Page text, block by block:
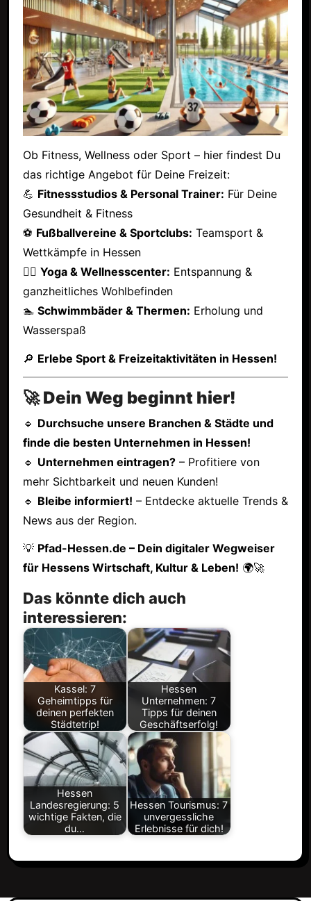
Ob Fitness, Wellness oder Sport – hier findest Du
das richtige Angebot für Deine Freizeit:
💪 Fitnessstudios & Personal Trainer: Für Deine
Gesundheit & Fitness
⚽ Fußballvereine & Sportclubs: Teamsport &
Wettkämpfe in Hessen
🧘‍♂️ Yoga & Wellnesscenter: Entspannung &
ganzheitliches Wohlbefinden
🏊 Schwimmbäder & Thermen: Erholung und
Wasserspaß
🔎 Erlebe Sport & Freizeitaktivitäten in Hessen!
🚀 Dein Weg beginnt hier!
🔹 Durchsuche unsere Branchen & Städte und
finde die besten Unternehmen in Hessen!
🔹 Unternehmen eintragen?– Profitiere von
mehr Sichtbarkeit und neuen Kunden!
🔹 Bleibe informiert! – Entdecke aktuelle Trends &
News aus der Region.
💡 Pfad-Hessen.de – Dein digitaler Wegweiser
für Hessens Wirtschaft, Kultur & Leben! 🌍🚀
Das könnte dich auch
interessieren:
Kassel: 7
Geheimtipps für
deinen perfekten
Städtetrip!
Hessen
Unternehmen: 7
Tipps für deinen
Geschäftserfolg!
Hessen
Landesregierung: 5
wichtige Fakten, die
du…
Hessen Tourismus: 7
unvergessliche
Erlebnisse für dich!